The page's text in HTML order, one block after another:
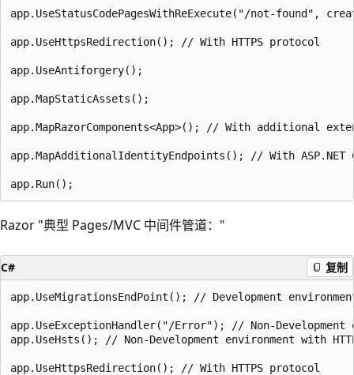
app.UseStatusCodePagesWithReExecute("/not-found",
app.UseHttpsRedirection(); // With HTTPS protocol
app.UseAntiforgery();
app.MapStaticAssets();
app.MapRazorComponents<App>(); // With additional
app.MapAdditionalIdentityEndpoints(); // With
Razor "典型 Pages/MVC 中间件管道："
C# 复制
app.UseMigrationsEndPoint(); // Development
app.UseExceptionHandler("/Error"); // Non-Development
app.UseHsts(); // Non-Development environment with
app.UseHttpsRedirection(); // With HTTPS protocol